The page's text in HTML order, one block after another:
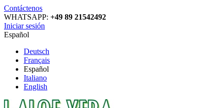
Contáctenos
WHATSAPP: +49 89 21542492
Iniciar sesión
Español
Deutsch
Français
Español
Italiano
English